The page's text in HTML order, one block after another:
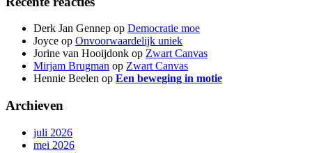
Derk Jan Gennep op Democratie moe
Joyce op Onvoorwaardelijk uniek
Jorine van Hooijdonk op Zwart Canvas
Mirjam Brugman op Zwart Canvas
Hennie Beelen op Een beweging in motie
Archieven
juli 2026
mei 2026